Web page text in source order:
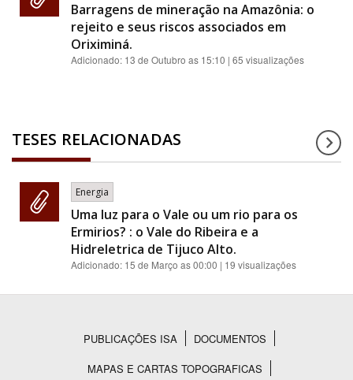
Barragens de mineração na Amazônia: o
rejeito e seus riscos associados em
Oriximiná.
Adicionado: 13 de Outubro as 15:10 | 65 visualizações
TESES RELACIONADAS
Energia
Uma luz para o Vale ou um rio para os
Ermirios? : o Vale do Ribeira e a
Hidreletrica de Tijuco Alto.
Adicionado: 15 de Março as 00:00 | 19 visualizações
Rodapé
PUBLICAÇÕES ISA
DOCUMENTOS
MAPAS E CARTAS TOPOGRAFICAS